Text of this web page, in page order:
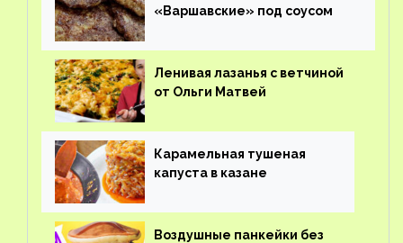
«Варшавские» под соусом
Ленивая лазанья с ветчиной
от Ольги Матвей
Карамельная тушеная
капуста в казане
Воздушные панкейки без